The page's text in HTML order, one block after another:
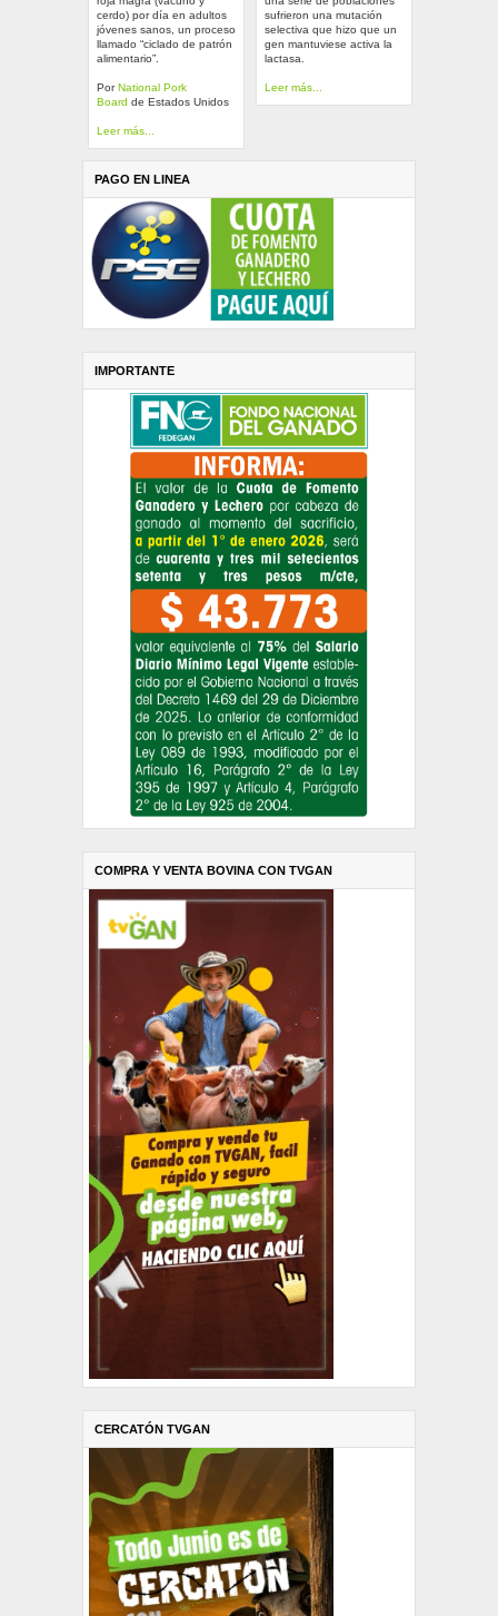
cerdo) por día en adultos
jóvenes sanos, un proceso
llamado “ciclado de patrón
alimentario”.
PorNational Pork
Board de Estados Unidos
Leer más...
sufrieron una mutación
selectiva que hizo que un
gen mantuviese activa la
lactasa.
Leer más...
PAGO EN LINEA
IMPORTANTE
COMPRA Y VENTA BOVINA CON TVGAN
CERCATÓN TVGAN